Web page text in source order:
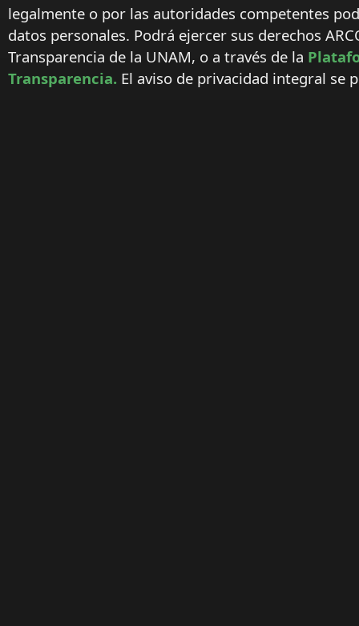
legalmente o por las autoridades competentes
datos personales. Podrá ejercer sus derechos
Transparencia de la UNAM, o a través de la
Transparencia. El aviso de privacidad integral se